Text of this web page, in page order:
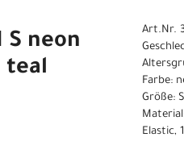
S neon
teal
Art.Nr.
Farbe:
Größe: S
Elastic,